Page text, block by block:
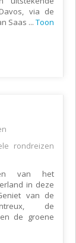
via de
Saas ... Toon
rondreizen
van het
in deze
van de
de
de groene